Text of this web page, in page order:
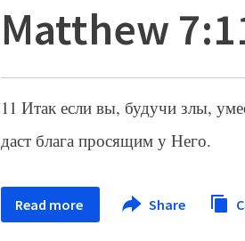
Matthew
11 Итак если вы, будучи злы,
даст блага просящим у Него.
Read more Share